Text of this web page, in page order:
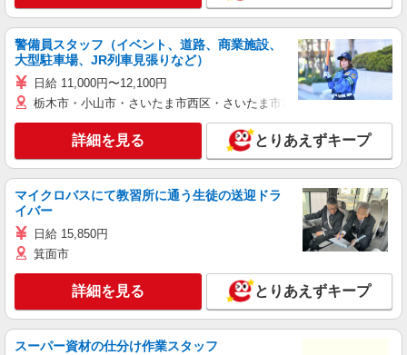
警備員スタッフ（イベント、道路、商業施設、
大型駐車場、JR列車見張りなど）
日給 11,000円〜12,100円
栃木市・小山市・さいたま市西区・さいたま市岩槻区・久喜市・蓮田
詳細を見る とりあえずキープ
マイクロバスにて教習所に通う生徒の送迎ドラ
イバー
日給 15,850円
箕面市
詳細を見る とりあえずキープ
スーパー資材の仕分け作業スタッフ